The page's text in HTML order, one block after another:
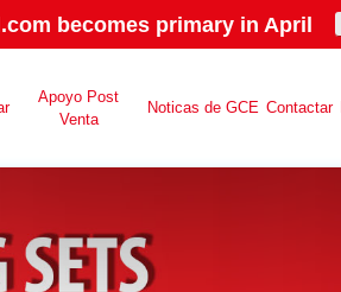
becomes primary in April
Apoyo Post
Venta
Noticas de GCE Contactar